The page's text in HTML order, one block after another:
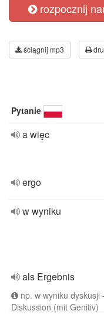
rozpocznij
ściągnij mp3
Pytanie
a więc
ergo
w wyniku
als Ergebnis
np. w wyniku
Diskussion (mit Genitiv)